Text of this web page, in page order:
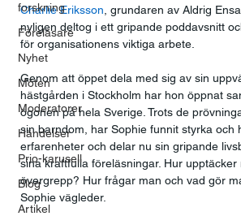
forskning
Föreläsare
Nyhet
Möten
Moderatorer
Händelser
Prio-karusell
Blog
Artikel
Charlie Eriksson , grundaren av Aldrig
nyligen deltog i ett gripande poddavsnitt
för organisationens viktiga arbete.
Genom att öppet dela med sig av sin
hästgården i Stockholm har hon öppnat
ögonen på hela Sverige. Trots de
sin barndom, har Sophie funnit styrka och
erfarenheter och delar nu sin gripande
sina kraftfulla föreläsningar. Hur
övergrepp? Hur frågar man och vad gör
Sophie vägleder.